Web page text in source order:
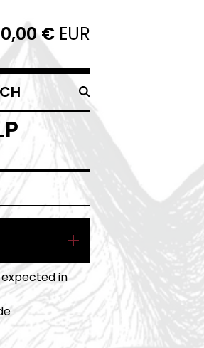
0,00€ EUR
expected in